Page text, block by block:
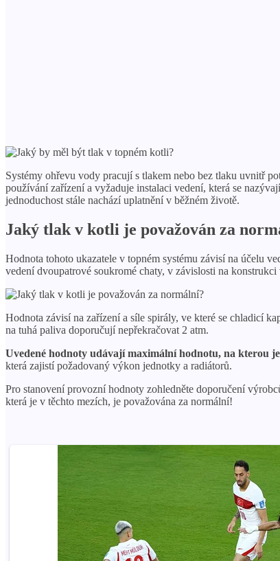
Systémy ohřevu vody pracují s tlakem nebo bez tlaku uvnitř
používání zařízení a vyžaduje instalaci vedení, která se
jednoduchost stále nachází uplatnění v běžném životě.
Jaký tlak v kotli je považován za
Hodnota tohoto ukazatele v topném systému závisí na účelu
vedení dvoupatrové soukromé chaty, v závislosti na
Hodnota závisí na zařízení a síle spirály, ve které se chladicí
na tuhá paliva doporučují nepřekračovat 2 atm.
Uvedené hodnoty udávají maximální hodnotu, na kterou
která zajistí požadovaný výkon jednotky a radiátorů.
Pro stanovení provozní hodnoty zohledněte doporučení
která je v těchto mezích, je považována za normální!